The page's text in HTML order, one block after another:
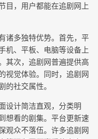
目，用户都能在追剧网上
诸多独特优势。首先，平
机、平板、电脑等设备上
其次，追剧网普遍提供高
视觉体验。同时，追剧网
的社交属性。
设计简洁直观，分类明
想看的剧集。平台更新速
观众不落伍。许多追剧网